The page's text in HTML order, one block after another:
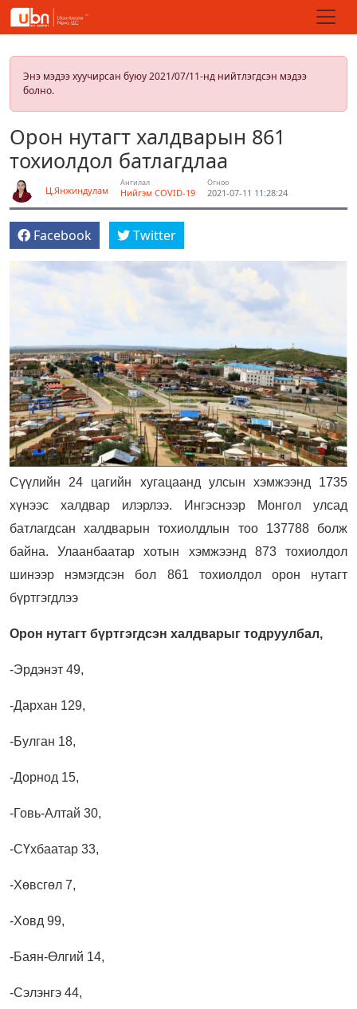
Энэ мэдээ хуучирсан буюу 2021/07/11-нд нийтлэгдсэн мэдээ
болно.
Орон нутагт халдварын 861
тохиолдол батлагдлаа
Ц.Янжиндулам
Ангилал
Нийгэм COVID-19
Огноо
2021-07-11 11:28:24
Facebook Twitter
Сүүлийн 24 цагийн хугацаанд улсын хэмжээнд 1735
хүнээс халдвар илэрлээ. Ингэснээр Монгол улсад
батлагдсан халдварын тохиолдлын тоо 137788 болж
байна. Улаанбаатар хотын хэмжээнд 873 тохиолдол
шинээр нэмэгдсэн бол 861 тохиолдол орон нутагт
бүртгэгдлээ
Орон нутагт бүртгэгдсэн халдварыг тодруулбал,
-Эрдэнэт 49,
-Дархан 129,
-Булган 18,
-Дорнод 15,
-Говь-Алтай 30,
-СҮхбаатар 33,
-Хөвсгөл 7,
-Ховд 99,
-Баян-Өлгий 14,
-Сэлэнгэ 44,